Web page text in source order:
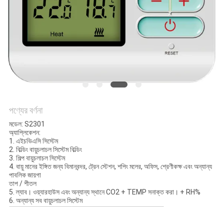
PRIVACY
POLICY
পণ্যের বর্ণনা
মডেল: S2301
অ্যাপ্লিকেশন:
1. এইচভিএসি সিস্টেম
2. বিল্ডিং বায়ুচলাচল সিস্টেম বিল্ডিং
3. শিল্প বায়ুচলাচল সিস্টেম
4. বায়ু মানের ইঙ্গিত জন্য বিমানবন্দর, ট্রেন স্টেশন, শপিং মলের, অফিস, শ্রেণীকক্ষ এবং অন্যান্য
পাবলিক জায়গা
তাপ / শীতল
5. ল্যাব। ওয়্যারহাউস এবং অন্যান্য স্থানে CO2 + TEMP সনাক্ত করা। + RH%
6. অন্যান্য সব বায়ুচলাচল সিস্টেম